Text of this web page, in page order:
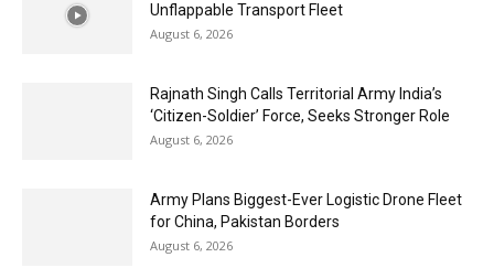
Unflappable Transport Fleet
August 6, 2026
Rajnath Singh Calls Territorial Army India’s
‘Citizen-Soldier’ Force, Seeks Stronger Role
August 6, 2026
Army Plans Biggest-Ever Logistic Drone Fleet
for China, Pakistan Borders
August 6, 2026